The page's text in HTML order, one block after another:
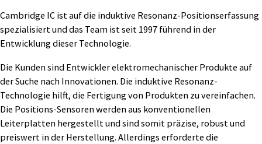
Cambridge IC ist auf die induktive Resonanz-Positionserfas­sung
speziali­siert und das Team ist seit 1997 führend in der
Entwicklung dieser Technologie.
Die Kunden sind Entwickler elektromechanischer Produkte auf
der Suche nach Innovationen. Die induktive Resonanz-
Technologie hilft, die Fertigung von Produkten zu vereinfachen.
Die Positions­-Senso­ren werden aus konventionellen
Leiterplatten hergestellt und sind somit präzise, robust und
preis­wert in der Herstellung. Allerdings erforderte die